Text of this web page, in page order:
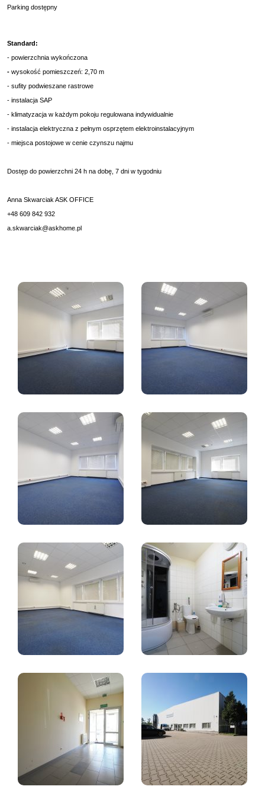
Parking dostępny
Standard:
- powierzchnia wykończona
- wysokość pomieszczeń: 2,70 m
- sufity podwieszane rastrowe
- instalacja SAP
- klimatyzacja w każdym pokoju regulowana indywidualnie
- instalacja elektryczna z pełnym osprzętem elektroinstalacyjnym
- miejsca postojowe w cenie czynszu najmu
Dostęp do powierzchni 24 h na dobę, 7 dni w tygodniu
Anna Skwarciak ASK OFFICE
+48 609 842 932
a.skwarciak@askhome.pl